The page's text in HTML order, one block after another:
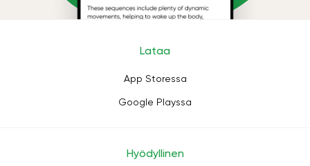
Lataa
App Storessa
Google Playssa
Hyödyllinen